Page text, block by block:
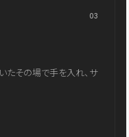
03
たその場で手を入れ、サ